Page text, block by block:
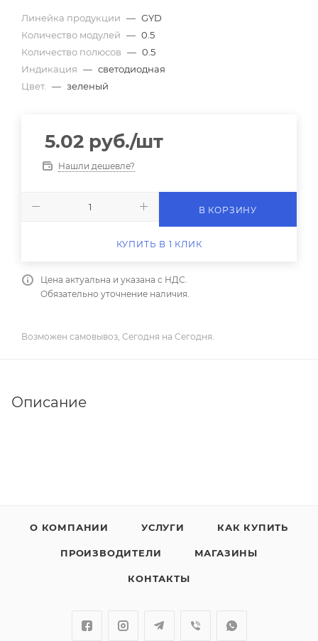
Линейка продукции — GYD
Количество модулей — 0.5
Количество полюсов — 0.5
Индикация — светодиодная
Цвет.
— зеленый
5.02 руб./шт
Нашли дешевле?
В КОРЗИНУ
КУПИТЬ В 1 КЛИК
Цена актуальна и указана с НДС.
Обязательно уточнение наличия.
Возможен самовывоз, Сегодня на Сегодня.
Описание
О КОМПАНИИ УСЛУГИ КАК КУПИТЬ
ПРОИЗВОДИТЕЛИ МАГАЗИНЫ
КОНТАКТЫ